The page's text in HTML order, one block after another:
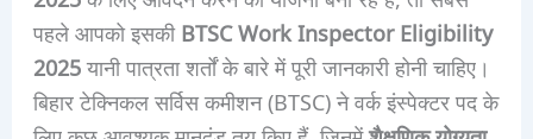
पहले आपको इसकीBTSC Work Inspector Eligibility
2025यानी पात्रता शर्तों के बारे में पूरी जानकारी होनी चाहिए।
बिहार टेक्निकल सर्विस कमीशन (BTSC) ने वर्क इंस्पेक्टर पद के